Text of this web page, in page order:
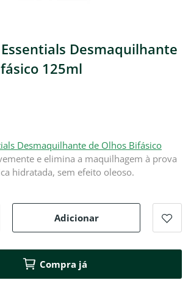
Desmaquilhante
125ml
Desmaquilhante de Olhos Bifásico
e elimina a maquilhagem à prova
hidratada, sem efeito oleoso.
Adicionar
Compra já